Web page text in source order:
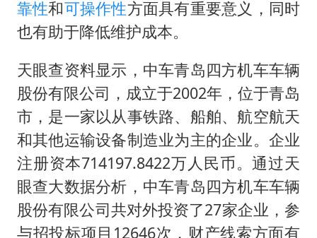
靠性和可操作性方面具有重要意义，同时
也有助于降低维护成本。
天眼查资料显示，中车青岛四方机车车辆
股份有限公司，成立于2002年，位于青岛
市，是一家以从事铁路、船舶、航空航天
和其他运输设备制造业为主的企业。企业
注册资本714197.8422万人民币。通过天
眼查大数据分析，中车青岛四方机车车辆
股份有限公司共对外投资了27家企业，参
与招投标项目12646次，财产线索方面有